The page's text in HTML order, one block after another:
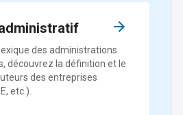
des administrations
découvrez la définition et le
des entreprises
etc.).